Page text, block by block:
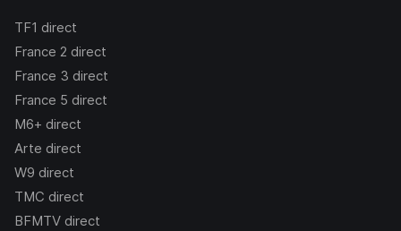
TF1 direct
France 2 direct
France 3 direct
France 5 direct
M6+ direct
Arte direct
W9 direct
TMC direct
BFMTV direct